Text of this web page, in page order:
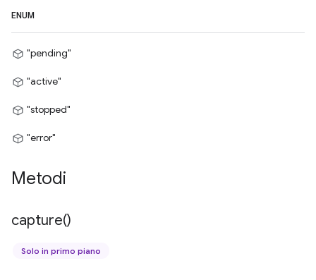
ENUM
"pending"
"active"
"stopped"
"error"
Metodi
capture()
Solo in primo piano